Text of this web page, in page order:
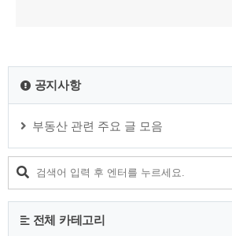
공지사항
부동산 관련 주요 글 모음
전체 카테고리